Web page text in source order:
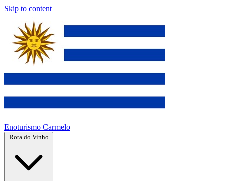
Skip to content
Enoturismo Carmelo
Rota do Vinho